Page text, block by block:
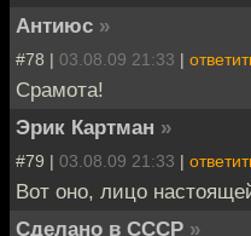
Антиюс »
#78 | 03.08.09 21:33 |
Срамота!
Эрик Картман »
#79 | 03.08.09 21:33 |
Вот оно, лицо
Сделано в СССР »